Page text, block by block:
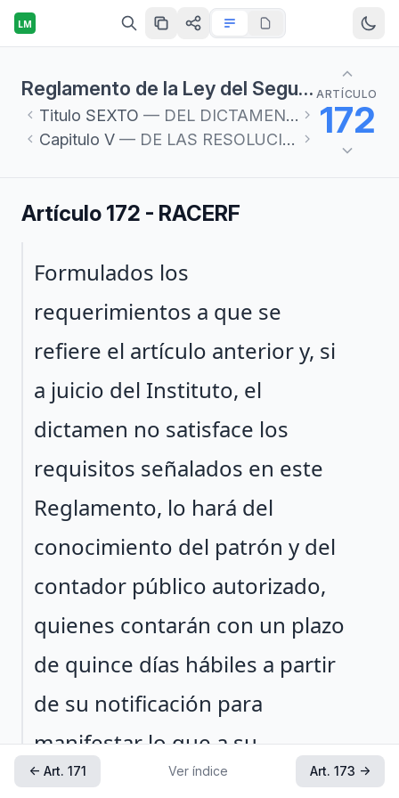
LM
Reglamento de la Ley del Seguro Social en materia de Afiliación, Clasificación de Empresas, Recaudación y Fiscalización
Titulo SEXTO — DEL DICTAMEN Y CORRECCIÓN DE LAS OBLIGACIONES PATRONALES
Capitulo V — DE LAS RESOLUCIONES
ARTÍCULO
172
Artículo 172 - RACERF
Párrafo 1
Formulados los
requerimientos a que se
refiere el artículo anterior y, si
a juicio del Instituto, el
dictamen no satisface los
requisitos señalados en este
Reglamento, lo hará del
conocimiento del patrón y del
contador público autorizado,
quienes contarán con un plazo
de quince días hábiles a partir
de su notificación para
manifestar lo que a su
derecho convenga.
← Art. 171 Ver índice Art. 173 →